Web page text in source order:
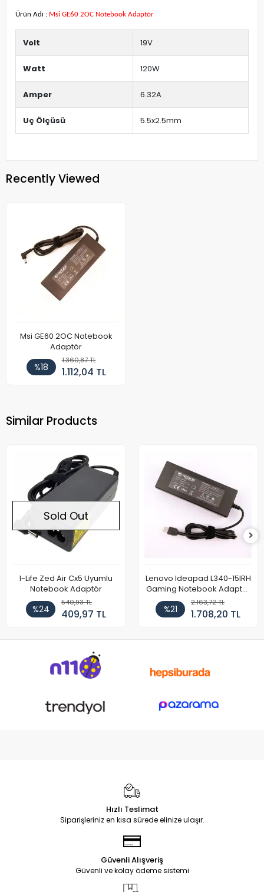
Ürün Adı : Msi GE60 2OC Notebook Adaptör
Volt 19V
Watt 120W
Amper 6.32A
Uç Ölçüsü 5.5x2.5mm
Recently Viewed
Msi GE60 2OC Notebook
Adaptör
%18
1.360,87 TL
1.112,04 TL
Similar Products
Sold Out
I-Life Zed Air Cx5 Uyumlu
Notebook Adaptör
%24
540,93 TL
409,97 TL
Lenovo Ideapad L340-15IRH
Gaming Notebook Adaptör
Cihazı Şarj Aleti (150W)
%21
2.163,72 TL
1.708,20 TL
Hızlı Teslimat
Siparişleriniz en kısa sürede elinize ulaşır.
Güvenli Alışveriş
Güvenli ve kolay ödeme sistemi